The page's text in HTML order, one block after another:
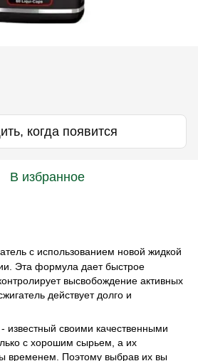
когда появится
В избранное
с использованием новой жидкой
Эта формула дает быстрое
высвобождение активных
действует долго и
известный своими качественными
с хорошим сырьем, а их
временем. Поэтому выбрав их вы